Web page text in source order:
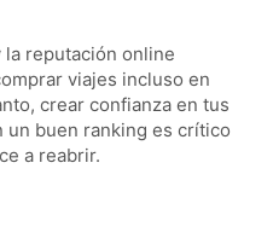
la reputación online
viajes incluso en
crear confianza en tus
un buen ranking es crítico
a reabrir.